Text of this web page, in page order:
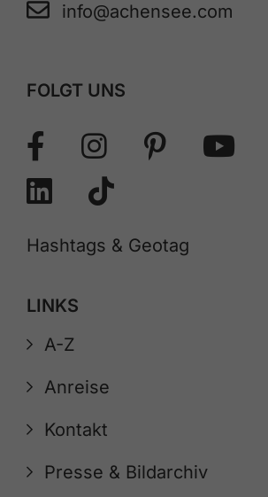
info@achensee.com
FOLGT UNS
Hashtags & Geotag
LINKS
A-Z
Anreise
Kontakt
Presse & Bildarchiv